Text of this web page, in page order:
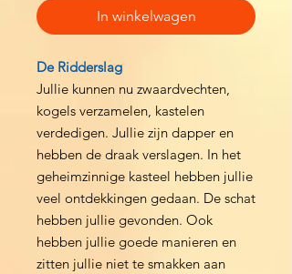
In winkelwagen
De Ridderslag
Jullie kunnen nu zwaardvechten,
kogels verzamelen, kastelen
verdedigen. Jullie zijn dapper en
hebben de draak verslagen. In het
geheimzinnige kasteel hebben jullie
veel ontdekkingen gedaan. De schat
hebben jullie gevonden. Ook
hebben jullie goede manieren en
zitten jullie niet te smakken aan